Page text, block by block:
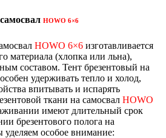
HOWO 6×6
HOWO 6×6 изготавливается
материала (хлопка или льна),
составом. Тент брезентовый на
удерживать тепло и холод,
впитывать и испарять
ткани на самосвал HOWO
имеют длительный срок
брезентового полога на
уделяем особое внимание: